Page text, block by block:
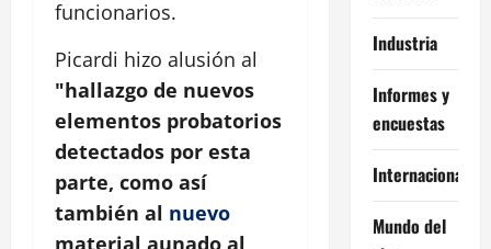
funcionarios.
Picardi hizo alusión al
"hallazgo de nuevos
elementos probatorios
detectados por esta
parte, como así
también al nuevo
Industria
Informes y
encuestas
Internacional
Mundo del